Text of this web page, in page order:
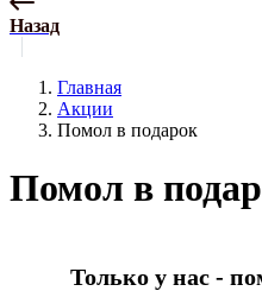
Назад
Главная
Акции
Помол в подарок
Помол в
Только у нас -